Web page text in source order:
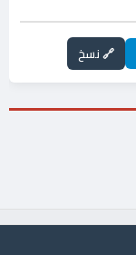
🔗 نسخ